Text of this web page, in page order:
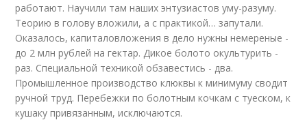
работают. Научили там наших энтузиастов уму-разуму.
Теорию в голову вложили, а с практикой… запутали.
Оказалось, капиталовложения в дело нужны немереные -
до 2 млн рублей на гектар. Дикое болото окультурить -
раз. Специальной техникой обзавестись - два.
Промышленное производство клюквы к минимуму сводит
ручной труд. Перебежки по болотным кочкам с туеском, к
кушаку привязанным, исключаются.